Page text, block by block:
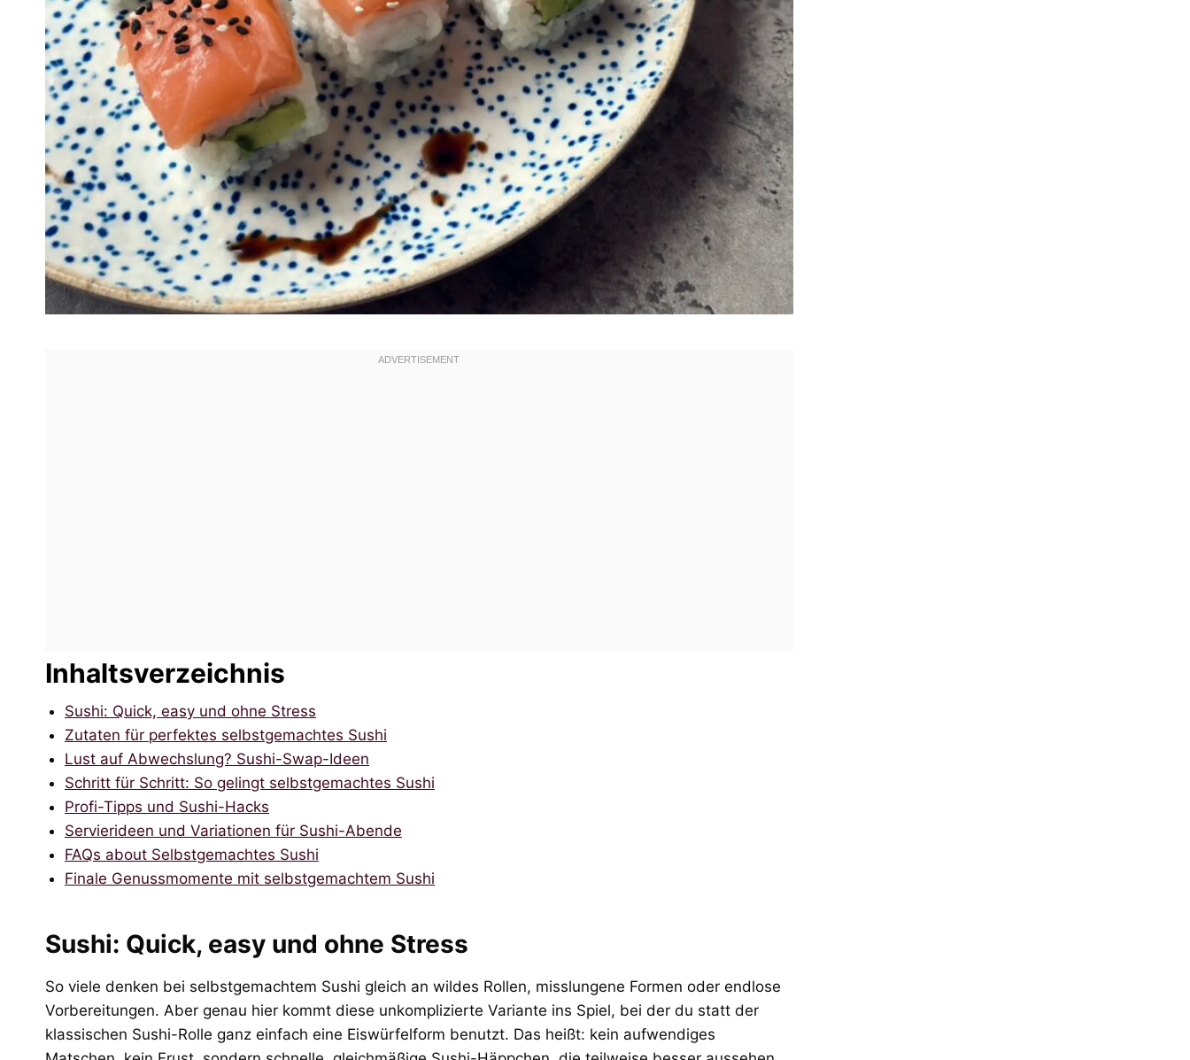
Inhaltsverzeichnis
Sushi: Quick, easy und ohne Stress
Zutaten für perfektes selbstgemachtes Sushi
Lust auf Abwechslung? Sushi-Swap-Ideen
Schritt für Schritt: So gelingt selbstgemachtes Sushi
Profi-Tipps und Sushi-Hacks
Servierideen und Variationen für Sushi-Abende
FAQs about Selbstgemachtes Sushi
Finale Genussmomente mit selbstgemachtem Sushi
Sushi: Quick, easy und ohne Stress
So viele denken bei selbstgemachtem Sushi gleich an wildes Rollen, misslungene Formen oder endlose
Vorbereitungen. Aber genau hier kommt diese unkomplizierte Variante ins Spiel, bei der du statt der
klassischen Sushi-Rolle ganz einfach eine Eiswürfelform benutzt. Das heißt: kein aufwendiges